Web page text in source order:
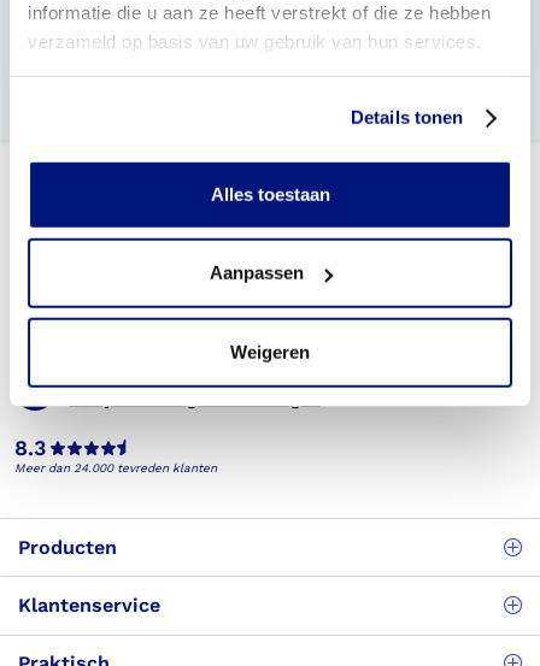
informatie die u aan ze heeft verstrekt of die ze hebben
verzameld op basis van uw gebruik van hun services.
Details tonen
Alles toestaan
Aanpassen
Weigeren
Wat zijn orthopedische schoenen?
Telefonisch bereikbaar
8.3
Meer dan 24.000 tevreden klanten
Producten
Klantenservice